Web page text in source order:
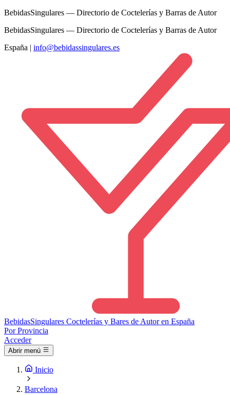
BebidasSingulares — Directorio de Coctelerías y Barras de Autor
BebidasSingulares — Directorio de Coctelerías y Barras de Autor
España | info@bebidassingulares.es
BebidasSingulares Coctelerías y Bares de Autor en España
Por Provincia
Acceder
Abrir menú
Inicio
Barcelona